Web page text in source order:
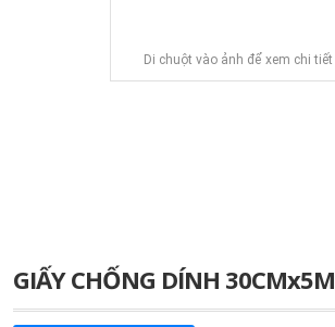
Di chuột vào ảnh để xem chi tiết
GIẤY CHỐNG DÍNH 30CMx5M